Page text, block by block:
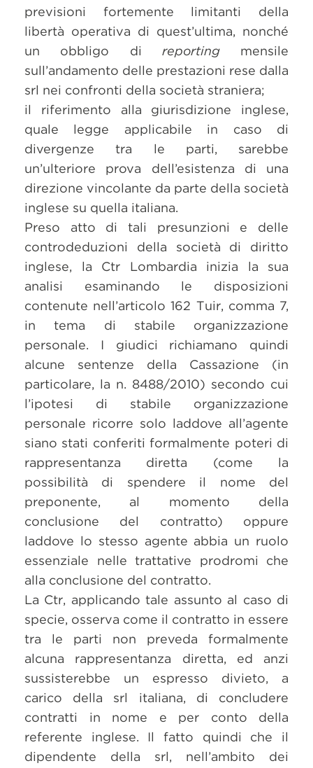
previsioni fortemente limitanti della
libertà operativa di quest’ultima, nonché
un obbligo di reportingmensile
sull’andamento delle prestazioni rese dalla
srl nei confronti della società straniera;
il riferimento alla giurisdizione inglese,
quale legge applicabile in caso di
divergenze tra le parti, sarebbe
un’ulteriore prova dell’esistenza di una
direzione vincolante da parte della società
inglese su quella italiana.
Preso atto di tali presunzioni e delle
controdeduzioni della società di diritto
inglese, la Ctr Lombardia inizia la sua
analisi esaminando le disposizioni
contenute nell’articolo 162 Tuir, comma 7,
in tema di stabile organizzazione
personale. I giudici richiamano quindi
alcune sentenze della Cassazione (in
particolare, la n. 8488/2010) secondo cui
l’ipotesi di stabile organizzazione
personale ricorre solo laddove all’agente
siano stati conferiti formalmente poteri di
rappresentanza diretta (come la
possibilità di spendere il nome del
preponente, al momento della
conclusione del contratto) oppure
laddove lo stesso agente abbia un ruolo
essenziale nelle trattative prodromi che
alla conclusione del contratto.
La Ctr, applicando tale assunto al caso di
specie, osserva come il contratto in essere
tra le parti non preveda formalmente
alcuna rappresentanza diretta, ed anzi
sussisterebbe un espresso divieto, a
carico della srl italiana, di concludere
contratti in nome e per conto della
referente inglese. Il fatto quindi che il
dipendente della srl, nell’ambito dei